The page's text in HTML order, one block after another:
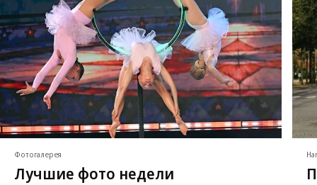
Фотогалерея
Лучшие фото недели